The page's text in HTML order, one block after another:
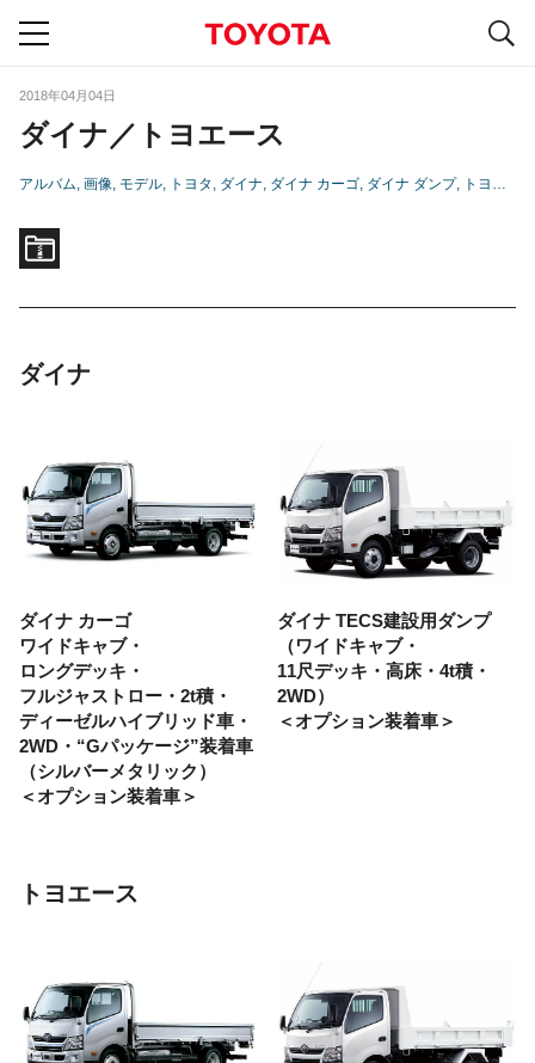
2018年04月04日
ダイナ／トヨエース
アルバム 画像 モデル トヨタ ダイナ ダイナ カーゴ ダイナ ダンプ トヨエース
ダイナ
ダイナ カーゴ
ワイドキャブ・
ロングデッキ・
フルジャストロー・ 2t積・
ディーゼルハイブリッド車・
2WD・ “Gパッケージ”装着車
（シルバーメタリック）
＜オプション装着車＞
ダイナ TECS建設用ダンプ
（ワイドキャブ・
11尺デッキ・ 高床・ 4t積・
2WD）
＜オプション装着車＞
トヨエース